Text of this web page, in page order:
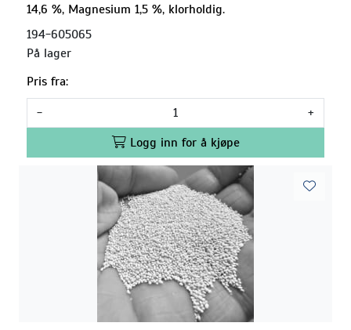
14,6 %, Magnesium 1,5 %, klorholdig.
194-605065
På lager
Pris fra:
-
+
Logg inn for å kjøpe